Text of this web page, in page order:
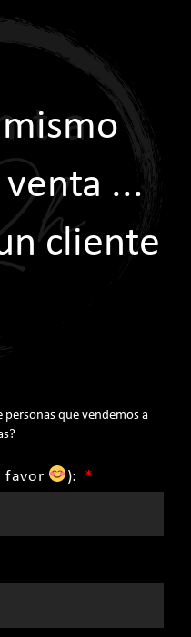
...
cliente
personas que vendemos a
favor ):